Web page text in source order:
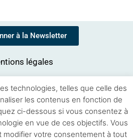
à la Newsletter
légales
technologies, telles que celle des
les contenus en fonction de
ci-dessous si vous consentez à
en vue de ces objectifs. Vous
modifier votre consentement à tout